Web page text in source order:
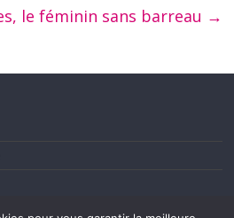
le féminin sans barreau →